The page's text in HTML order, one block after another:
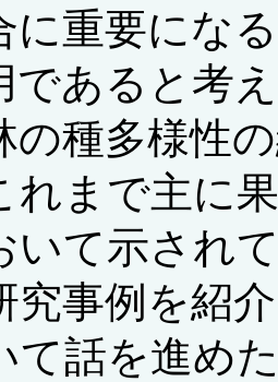
に重要にな
であると考
の種多様性
れまで主に
いて示され
究事例を紹
て話を進め